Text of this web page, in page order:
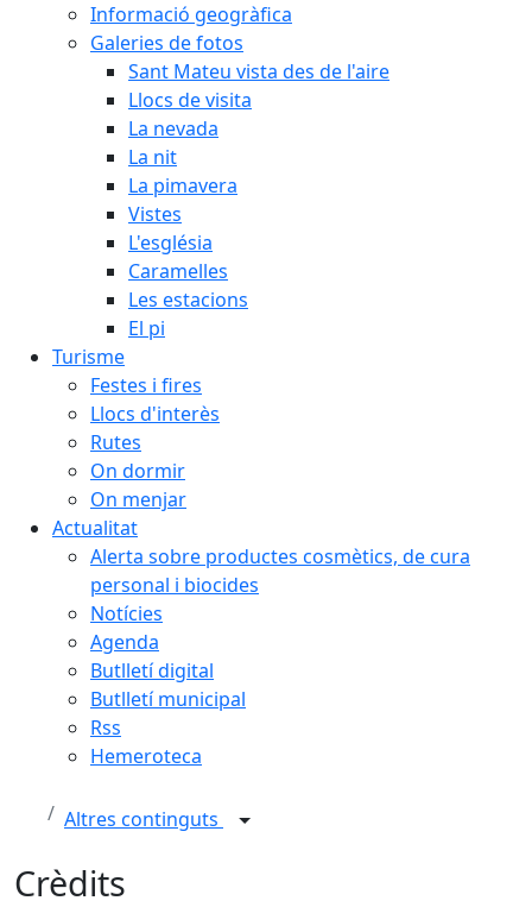
Informació geogràfica
Galeries de fotos
Sant Mateu vista des de l'aire
Llocs de visita
La nevada
La nit
La pimavera
Vistes
L'església
Caramelles
Les estacions
El pi
Turisme
Festes i fires
Llocs d'interès
Rutes
On dormir
On menjar
Actualitat
Alerta sobre productes cosmètics, de cura
personal i biocides
Notícies
Agenda
Butlletí digital
Butlletí municipal
Rss
Hemeroteca
Altres continguts
Crèdits